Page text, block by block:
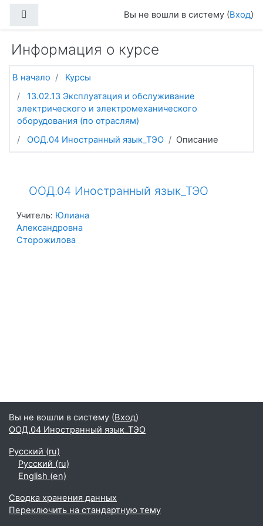
Вы не вошли в систему (Вход)
Информация о курсе
В начало
Курсы
13.02.13 Эксплуатация и обслуживание
электрического и электромеханического
оборудования (по отраслям)
ООД.04 Иностранный язык_ТЭО
Описание
ООД.04 Иностранный язык_ТЭО
Учитель: Юлиана
Александровна
Сторожилова
Вы не вошли в систему (Вход)
ООД.04 Иностранный язык_ТЭО
Русский ‎(ru)‎
Русский ‎(ru)‎
English ‎(en)‎
Сводка хранения данных
Переключить на стандартную тему